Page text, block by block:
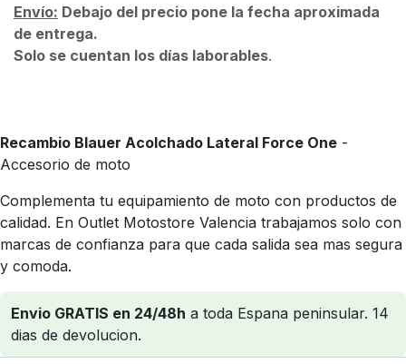
Envío: Debajo del precio pone la fecha aproximada
de entrega.
Solo se cuentan los días laborables.
Recambio Blauer Acolchado Lateral Force One -
Accesorio de moto
Complementa tu equipamiento de moto con productos de
calidad. En Outlet Motostore Valencia trabajamos solo con
marcas de confianza para que cada salida sea mas segura
y comoda.
Envio GRATIS en 24/48h a toda Espana peninsular. 14
dias de devolucion.